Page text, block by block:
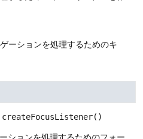
ーションを処理するためのキ
createFocusListener()